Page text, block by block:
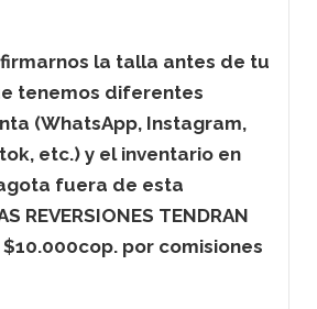
la talla antes de tu
tenemos diferentes
(WhatsApp, Instagram,
etc.) y el inventario en
fuera de esta
REVERSIONES TENDRAN
$10.000cop. por comisiones